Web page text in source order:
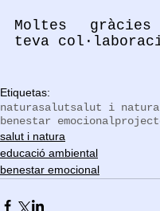
Moltes
teva
Etiquetas:
naturasalutsalut i natura
benestar emocional
salut i natura
educació ambiental
benestar emocional